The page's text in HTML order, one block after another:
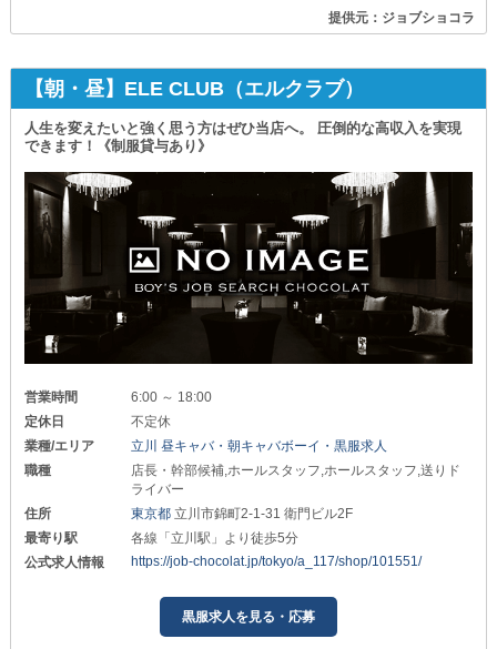
提供元：ジョブショコラ
【朝・昼】ELE CLUB（エルクラブ）
人生を変えたいと強く思う方はぜひ当店へ。 圧倒的な高収入を実現
できます！《制服貸与あり》
営業時間
6:00 ～ 18:00
定休日
不定休
業種/エリア
立川 昼キャバ・朝キャバボーイ・黒服求人
職種
店長・幹部候補,ホールスタッフ,ホールスタッフ,送りド
ライバー
住所
東京都立川市錦町2-1-31 衛門ビル2F
最寄り駅
各線「立川駅」より徒歩5分
公式求人情報
https://job-chocolat.jp/tokyo/a_117/shop/101551/
黒服求人を見る・応募